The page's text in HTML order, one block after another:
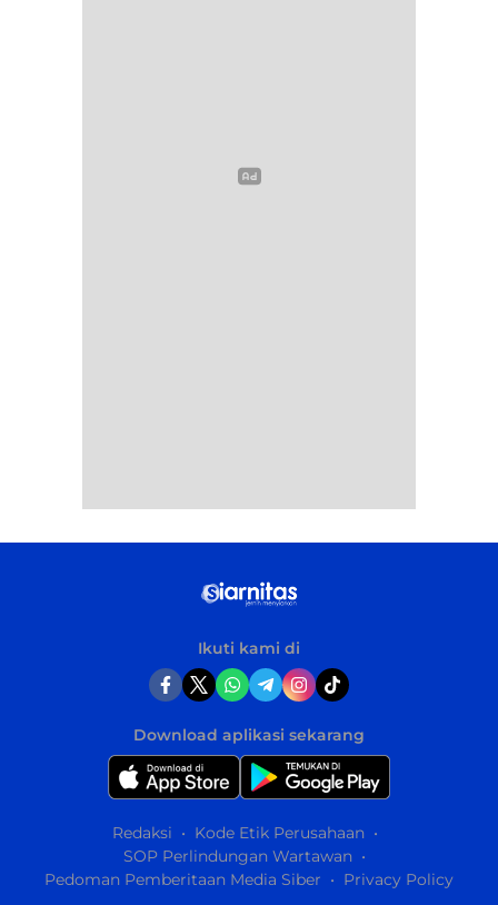
Ikuti kami di
Download aplikasi sekarang
Redaksi
Kode Etik Perusahaan
SOP Perlindungan Wartawan
Pedoman Pemberitaan Media Siber
Privacy Policy